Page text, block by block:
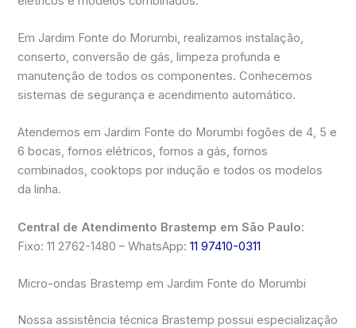
Em Jardim Fonte do Morumbi, realizamos instalação,
conserto, conversão de gás, limpeza profunda e
manutenção de todos os componentes. Conhecemos
sistemas de segurança e acendimento automático.
Atendemos em Jardim Fonte do Morumbi fogões de 4, 5 e
6 bocas, fornos elétricos, fornos a gás, fornos
combinados, cooktops por indução e todos os modelos
da linha.
Central de Atendimento Brastemp em São Paulo:
Fixo: 11 2762-1480 – WhatsApp:11 97410-0311
Micro-ondas Brastemp em Jardim Fonte do Morumbi
Nossa assistência técnica Brastemp possui especialização